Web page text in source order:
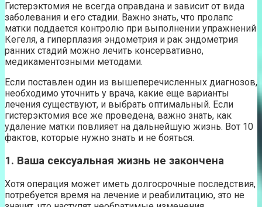
Гистерэктомия не всегда оправдана и зависит от вида
заболевания и его стадии. Важно знать, что пролапс
матки поддается контролю при выполнении упражнений
Кегеля, а гиперплазия эндометрия и рак эндометрия
ранних стадий можно лечить консервативно,
медикаментозными методами.
Если поставлен один из вышеперечисленных диагнозов,
необходимо уточнить у врача, какие еще варианты
лечения существуют, и выбрать оптимальный. Если
гистерэктомия все же проведена, важно знать, как
удаление матки повлияет на дальнейшую жизнь. Вот 10
фактов, которые нужно знать и не бояться.
1. Ваша сексуальная жизнь не закончена
Хотя операция может иметь долгосрочные последствия,
потребуется время на лечение и реабилитацию, это не